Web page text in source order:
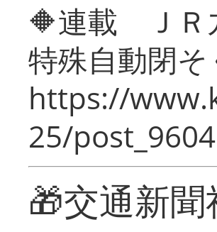
🔶連載 ＪＲ
特殊自動閉そ
https://
25/
🎁交通新